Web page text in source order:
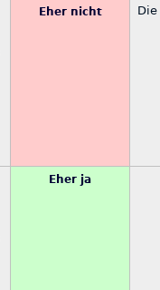
Eher nicht
Eher ja